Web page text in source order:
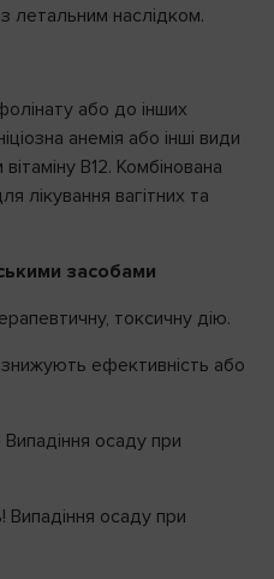
летальним наслідком.
або до інших
анемія або інші види
В12. Комбінована
лікування вагітних та
засобами
токсичну дію.
ефективність або
осаду при
Випадіння осаду при